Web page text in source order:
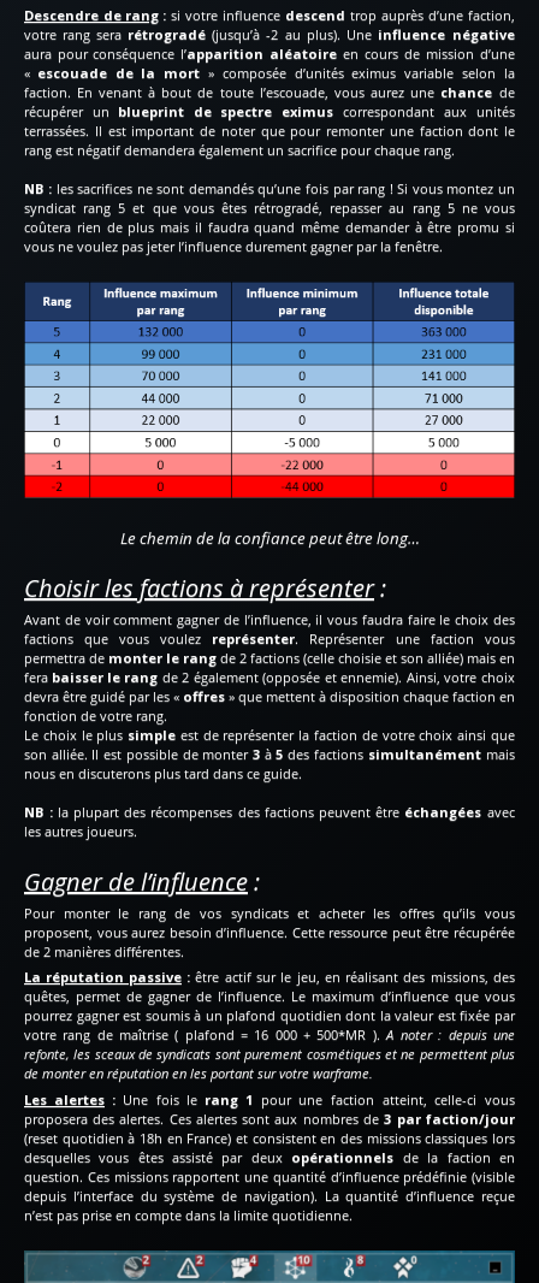
Descendre de rang : si votre influence descend trop auprès d’une faction,
votre rang sera rétrogradé (jusqu’à -2 au plus). Une influence négative
aura pour conséquence l’apparition aléatoire en cours de mission d’une
« escouade de la mort » composée d’unités eximus variable selon la
faction. En venant à bout de toute l’escouade, vous aurez une chance de
récupérer un blueprint de spectre eximus correspondant aux unités
terrassées. Il est important de noter que pour remonter une faction dont le
rang est négatif demandera également un sacrifice pour chaque rang.
NB : les sacrifices ne sont demandés qu’une fois par rang ! Si vous montez un
syndicat rang 5 et que vous êtes rétrogradé, repasser au rang 5 ne vous
coûtera rien de plus mais il faudra quand même demander à être promu si
vous ne voulez pas jeter l’influence durement gagner par la fenêtre.
Le chemin de la confiance peut être long…
Choisir les factions à représenter:
Avant de voir comment gagner de l’influence, il vous faudra faire le choix des
factions que vous voulez représenter. Représenter une faction vous
permettra de monter le rang de 2 factions (celle choisie et son alliée) mais en
fera baisser le rang de 2 également (opposée et ennemie). Ainsi, votre choix
devra être guidé par les « offres » que mettent à disposition chaque faction en
fonction de votre rang.
Le choix le plus simple est de représenter la faction de votre choix ainsi que
son alliée. Il est possible de monter 3 à 5 des factions simultanément mais
nous en discuterons plus tard dans ce guide.
NB : la plupart des récompenses des factions peuvent être échangées avec
les autres joueurs.
Gagner de l’influence:
Pour monter le rang de vos syndicats et acheter les offres qu’ils vous
proposent, vous aurez besoin d’influence. Cette ressource peut être récupérée
de 2 manières différentes.
La réputation passive : être actif sur le jeu, en réalisant des missions, des
quêtes, permet de gagner de l’influence. Le maximum d’influence que vous
pourrez gagner est soumis à un plafond quotidien dont la valeur est fixée par
votre rang de maîtrise ( plafond = 16 000 + 500*MR ).A noter : depuis une
refonte, les sceaux de syndicats sont purement cosmétiques et ne permettent plus
de monter en réputation en les portant sur votre warframe.
Les alertes : Une fois le rang 1 pour une faction atteint, celle-ci vous
proposera des alertes. Ces alertes sont aux nombres de 3 par faction/jour
(reset quotidien à 18h en France) et consistent en des missions classiques lors
desquelles vous êtes assisté par deux opérationnels de la faction en
question. Ces missions rapportent une quantité d’influence prédéfinie (visible
depuis l’interface du système de navigation). La quantité d’influence reçue
n’est pas prise en compte dans la limite quotidienne.